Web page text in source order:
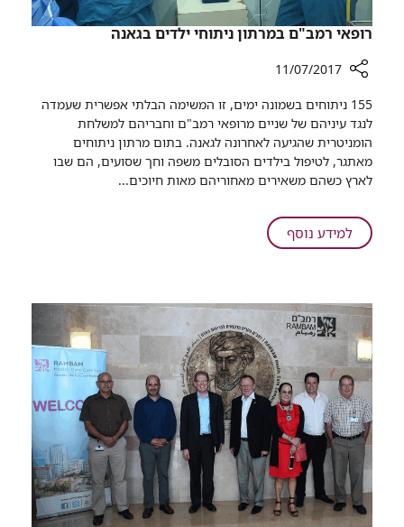
רופאי רמב"ם במרתון ניתוחי ילדים בגאנה
שיתוף
רופאי
רמב"ם
במרתון
ניתוחי
בגאנה
11/07/2017
155 ניתוחים בשמונה ימים, זו המשימה הבלתי אפשרית שעמדה
לנגד עיניהם של שניים מרופאי רמב"ם וחבריהם למשלחת
הומניטרית שהגיעה לאחרונה לגאנה. בתום מרתון ניתוחים
מאתגר, לטיפול בילדים הסובלים משפה וחך שסועים, הם שבו
לארץ כשהם משאירים מאחוריהם מאות חיוכים...
למידע נוסףעל
רופאי
ניתוחי
ילדים
בגאנה